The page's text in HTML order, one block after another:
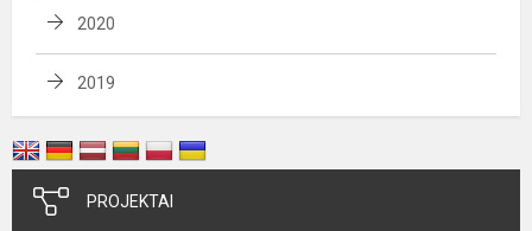
2020
2019
PROJEKTAI